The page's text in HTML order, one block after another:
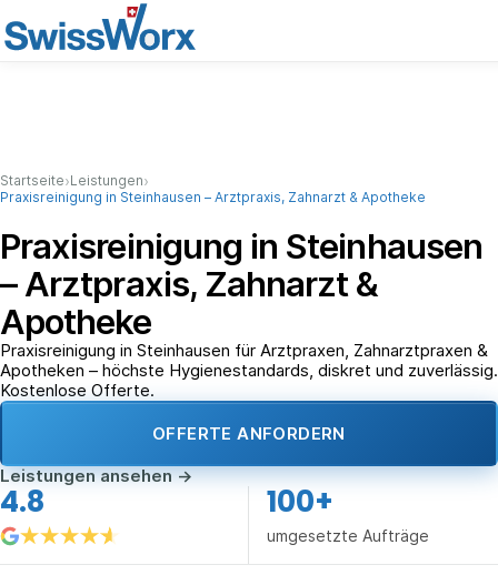
Startseite›Leistungen›
Praxisreinigung in Steinhausen – Arztpraxis, Zahnarzt & Apotheke
Praxisreinigung in Steinhausen
– Arztpraxis, Zahnarzt &
Apotheke
Praxisreinigung in Steinhausen für Arztpraxen, Zahnarztpraxen &
Apotheken – höchste Hygienestandards, diskret und zuverlässig.
Kostenlose Offerte.
OFFERTE ANFORDERN
Leistungen ansehen→
4.8 100+
umgesetzte Aufträge